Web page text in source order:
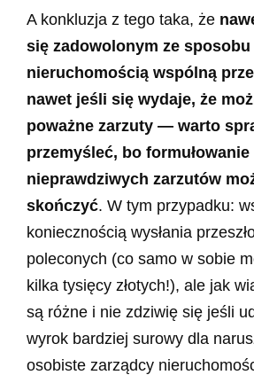
A konkluzja z tego taka, że
się zadowolonym ze sposobu
nieruchomością wspólną
nawet jeśli się wydaje, że
poważne zarzuty — warto
przemyśleć, bo formułowanie
nieprawdziwych zarzutów
skończyć. W tym przypadku:
koniecznością wysłania
poleconych (co samo w sobie
kilka tysięcy złotych!), ale jak
są różne i nie zdziwię się jeśli
wyrok bardziej surowy dla
osobiste zarządcy